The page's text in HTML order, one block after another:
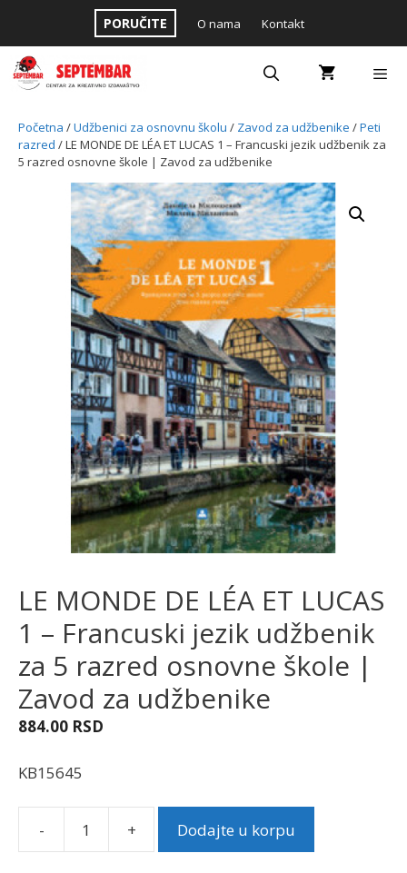
content
PORUČITE O nama Kontakt
Menu
Početna /Udžbenici za osnovnu školu / Zavod za udžbenike /Peti
razred / LE MONDE DE LÉA ET LUCAS 1 – Francuski jezik udžbenik za
5 razred osnovne škole | Zavod za udžbenike
LE MONDE DE LÉA ET LUCAS
1 – Francuski jezik udžbenik
za 5 razred osnovne škole |
Zavod za udžbenike
884.00 RSD
KB15645
- + Dodajte u korpu